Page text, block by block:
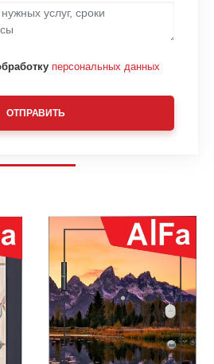
персональных данных
ОТПРАВИТЬ